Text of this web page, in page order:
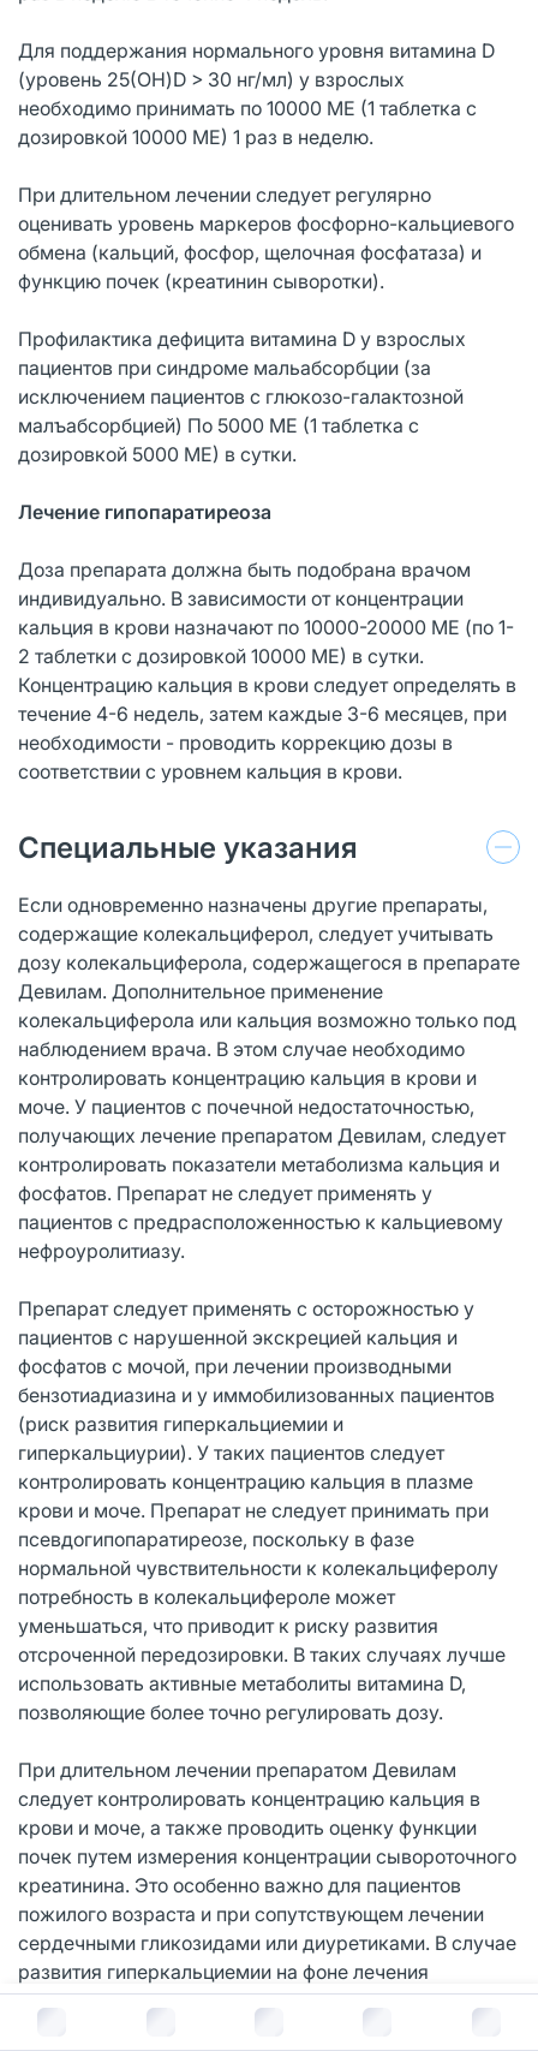
В корзину за руб.
Для поддержания нормального уровня витамина D
(уровень 25(OH)D > 30 нг/мл) у взрослых
необходимо принимать по 10000 ME (1 таблетка с
дозировкой 10000 ME) 1 раз в неделю.
При длительном лечении следует регулярно
оценивать уровень маркеров фосфорно-кальциевого
обмена (кальций, фосфор, щелочная фосфатаза) и
функцию почек (креатинин сыворотки).
Профилактика дефицита витамина D у взрослых
пациентов при синдроме мальабсорбции (за
исключением пациентов с глюкозо-галактозной
малъабсорбцией) По 5000 ME (1 таблетка с
дозировкой 5000 ME) в сутки.
Лечение гипопаратиреоза
Доза препарата должна быть подобрана врачом
индивидуально. В зависимости от концентрации
кальция в крови назначают по 10000-20000 ME (по 1-
2 таблетки с дозировкой 10000 ME) в сутки.
Концентрацию кальция в крови следует определять в
течение 4-6 недель, затем каждые 3-6 месяцев, при
необходимости - проводить коррекцию дозы в
соответствии с уровнем кальция в крови.
Специальные указания
Если одновременно назначены другие препараты,
содержащие колекальциферол, следует учитывать
дозу колекальциферола, содержащегося в препарате
Девилам. Дополнительное применение
колекальциферола или кальция возможно только под
наблюдением врача. В этом случае необходимо
контролировать концентрацию кальция в крови и
моче. У пациентов с почечной недостаточностью,
получающих лечение препаратом Девилам, следует
контролировать показатели метаболизма кальция и
фосфатов. Препарат не следует применять у
пациентов с предрасположенностью к кальциевому
нефроуролитиазу.
Препарат следует применять с осторожностью у
пациентов с нарушенной экскрецией кальция и
фосфатов с мочой, при лечении производными
бензотиадиазина и у иммобилизованных пациентов
(риск развития гиперкальциемии и
гиперкальциурии). У таких пациентов следует
контролировать концентрацию кальция в плазме
крови и моче. Препарат не следует принимать при
псевдогипопаратиреозе, поскольку в фазе
нормальной чувствительности к колекальциферолу
потребность в колекальцифероле может
уменьшаться, что приводит к риску развития
отсроченной передозировки. В таких случаях лучше
использовать активные метаболиты витамина D,
позволяющие более точно регулировать дозу.
При длительном лечении препаратом Девилам
следует контролировать концентрацию кальция в
крови и моче, а также проводить оценку функции
почек путем измерения концентрации сывороточного
креатинина. Это особенно важно для пациентов
пожилого возраста и при сопутствующем лечении
сердечными гликозидами или диуретиками. В случае
развития гиперкальциемии на фоне лечения
препаратом Девилам (концентрация кальция в крови
превышает 7,5 ммоль/24 ч (300 мг/24 ч) или наличия